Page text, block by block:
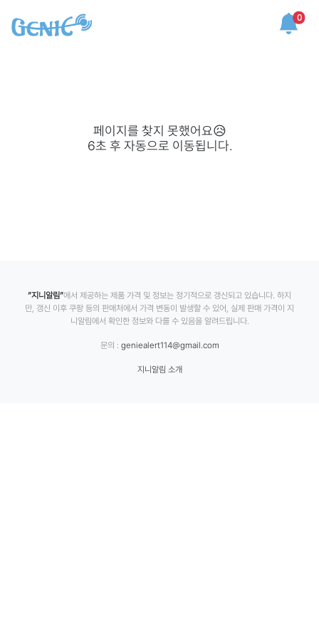
0
페이지를 찾지 못했어요😥
6초 후 자동으로 이동됩니다.
”지니알림”에서 제공하는 제품 가격 및 정보는 정기적으로 갱신되고 있습니다. 하지
만, 갱신 이후 쿠팡 등의 판매처에서 가격 변동이 발생할 수 있어, 실제 판매 가격이 지
니알림에서 확인한 정보와 다를 수 있음을 알려드립니다.
문의 : geniealert114@gmail.com
지니알림 소개